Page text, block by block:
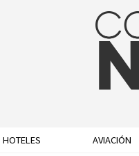
HOTELES AVIACIÓN